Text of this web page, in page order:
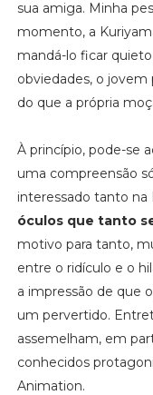
sua amiga. Minha
momento, a
mandá-lo ficar
obviedades, o jovem
do que a própria
À princípio, pode-se
uma compreensão
interessado tanto na
óculos que tanto
motivo para tanto,
entre o ridículo e o
a impressão de que
um pervertido.
assemelham, em
conhecidos
Animation.